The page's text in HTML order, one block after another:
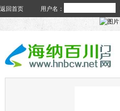
返回首页 用户名：